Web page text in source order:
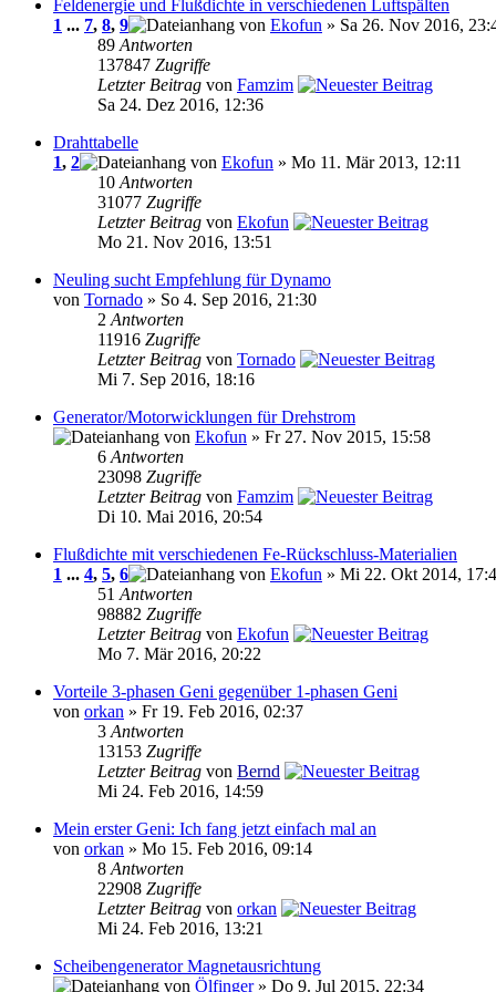
Feldenergie und Flußdichte in verschiedenen Luftspälten
1 ... 7, 8, 9 von Ekofun » Sa 26. Nov 2016,
89 Antworten
137847 Zugriffe
Letzter Beitrag von Famzim
Sa 24. Dez 2016, 12:36
Drahttabelle
1, 2 von Ekofun » Mo 11. Mär 2013, 12:11
10 Antworten
31077 Zugriffe
Letzter Beitrag von Ekofun
Mo 21. Nov 2016, 13:51
Neuling sucht Empfehlung für Dynamo
von Tornado » So 4. Sep 2016, 21:30
2 Antworten
11916 Zugriffe
Letzter Beitrag von Tornado
Mi 7. Sep 2016, 18:16
Generator/Motorwicklungen für Drehstrom
von Ekofun » Fr 27. Nov 2015, 15:58
6 Antworten
23098 Zugriffe
Letzter Beitrag von Famzim
Di 10. Mai 2016, 20:54
Flußdichte mit verschiedenen Fe-Rückschluss-Materialien
1 ... 4, 5, 6 von Ekofun » Mi 22. Okt 2014,
51 Antworten
98882 Zugriffe
Letzter Beitrag von Ekofun
Mo 7. Mär 2016, 20:22
Vorteile 3-phasen Geni gegenüber 1-phasen Geni
von orkan » Fr 19. Feb 2016, 02:37
3 Antworten
13153 Zugriffe
Letzter Beitrag von Bernd
Mi 24. Feb 2016, 14:59
Mein erster Geni: Ich fang jetzt einfach mal an
von orkan » Mo 15. Feb 2016, 09:14
8 Antworten
22908 Zugriffe
Letzter Beitrag von orkan
Mi 24. Feb 2016, 13:21
Scheibengenerator Magnetausrichtung
von Ölfinger» Do 9. Jul 2015, 22:34